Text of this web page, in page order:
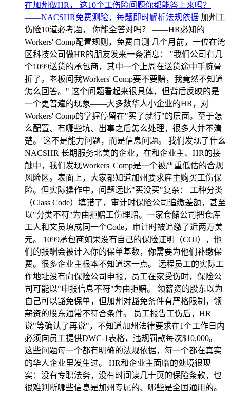
在加州做HR， 这10个工伤险问题你都能答上来吗？
——NACSHR免费测验，每题即时解析法规依据 加州工
伤险10道必考题， 你能全答对吗？ ——HR必知的
Workers' Comp配置规则，免费自测 几个月前，一位在湾
区科技公司做HR的朋友发来一条消息： "我们公司有几
个1099送货的承包商，其中一个上周在送货途中手腕骨
折了。老板问我Workers' Comp要不要赔，我竟然不知道
怎么回答。" 这个问题看起来很具体，但背后反映的是
一个更普遍的现象——大多数华人小企业的HR，对
Workers' Comp的掌握停留在"买了就行"的层面。至于怎
么配置、有哪些坑、出事之后怎么处理，很多人并不清
楚。 这不是能力问题，而是信息问题。 我们发现了什么
NACSHR 长期服务北美的企业，在和企业主、HR的接
触中，我们发现Workers' Comp是一个被严重低估的合规
风险区。表面上，大家都知道加州要求雇主购买工伤保
险。但实际操作中，问题远比"买没买"复杂： 工种分类
（Class Code）填错了，审计时保险公司追缴差额，甚至
以"分类不符"为由拒赔工伤理赔。一家仓储公司把仓库
工人和文员填成同一个Code，审计时被追缴了近两万美
元。 1099承包商如果没有自己的保险证明（COI），他
们的报酬会被计入你的保单基数，你需要为他们补缴保
费。很多企业主根本不知道这一点。 远程员工的实际工
作地址没有向保险公司申报，员工在家受伤时，保险公
司可能以"申报信息不符"为由拒赔。 领薪资的股东以为
自己可以豁免保单，但加州对豁免条件有严格限制，领
薪资的股东通常不符合条件。 员工报告工伤后，HR
说"等确认了再说"，不知道加州法律要求在1个工作日内
必须向员工提供DWC-1表格，违规罚款每次$10,000。
这些问题每一个都有明确的法规依据，每一个都在真实
的华人企业里发生过。 HR和企业主面临的处境很现
实：没有专职法务，没有时间读几十页的保险条款，也
很难判断哪些信息是加州专属的、哪些是全国通用的。